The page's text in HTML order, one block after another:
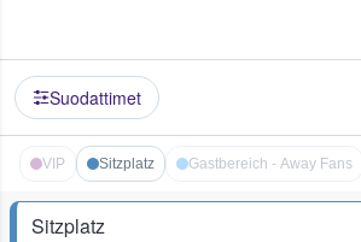
Suodattimet
VIP Sitzplatz Gastbereich - Away Fans
Sitzplatz